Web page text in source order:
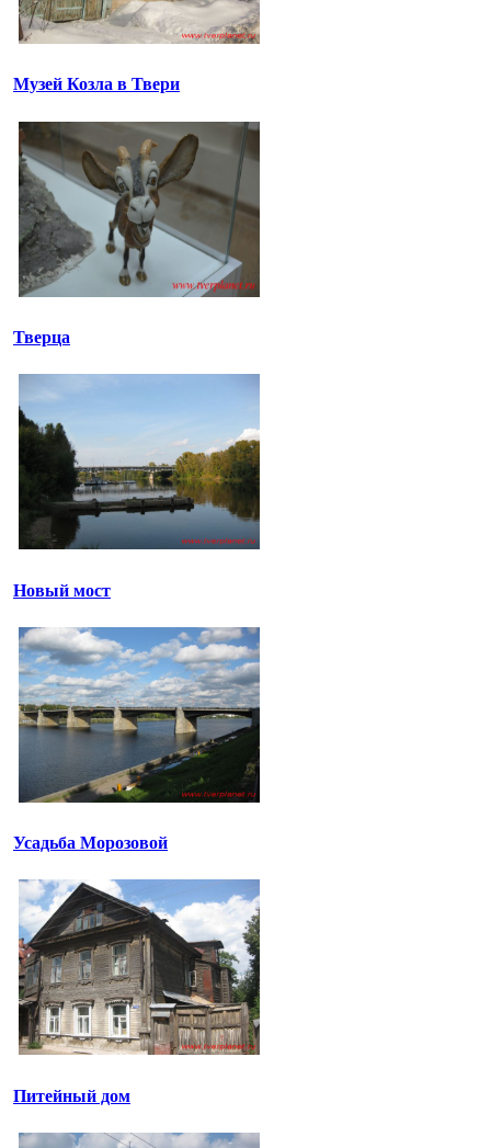
Музей Козла в Твери
Тверца
Новый мост
Усадьба Морозовой
Питейный дом